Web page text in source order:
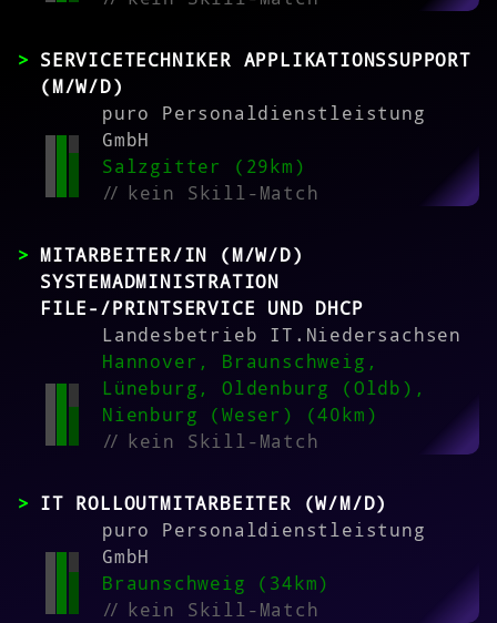
SERVICETECHNIKER APPLIKATIONSSUPPORT
(M/W/D)
puro Personaldienstleistung
GmbH
Salzgitter (29km)
//kein Skill-Match
MITARBEITER/IN (M/W/D)
SYSTEMADMINISTRATION
FILE-/PRINTSERVICE UND DHCP
Landesbetrieb IT.Niedersachsen
Hannover, Braunschweig,
Lüneburg, Oldenburg (Oldb),
Nienburg (Weser) (40km)
//kein Skill-Match
IT ROLLOUTMITARBEITER (W/M/D)
puro Personaldienstleistung
GmbH
Braunschweig (34km)
//kein Skill-Match